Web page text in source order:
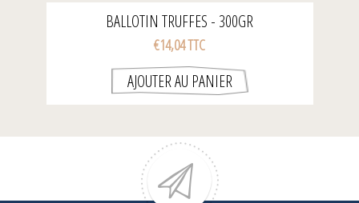
BALLOTIN TRUFFES - 300GR
€14,04 TTC